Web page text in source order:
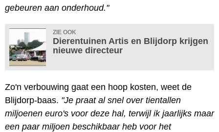
gebeuren aan onderhoud."
ZIE OOK
Dierentuinen Artis en Blijdorp krijgen
nieuwe directeur
Zo'n verbouwing gaat een hoop kosten, weet de
Blijdorp-baas. "Je praat al snel over tientallen
miljoenen euro's voor deze hal, terwijl ik jaarlijks maar
een paar miljoen beschikbaar heb voor het